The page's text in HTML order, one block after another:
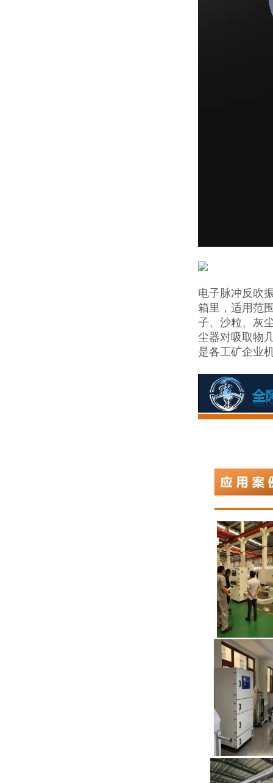
电子脉冲反吹
箱里，适用范
子、沙粒、灰
尘器对吸取物
是各工矿企业